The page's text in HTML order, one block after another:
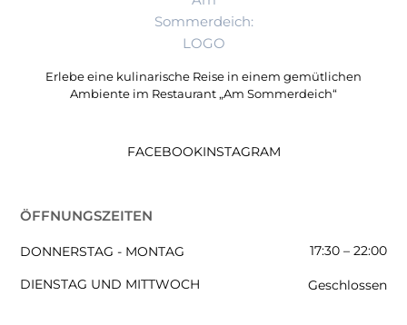
Erlebe eine kulinarische Reise in einem gemütlichen
Ambiente im Restaurant „Am Sommerdeich“
FACEBOOKINSTAGRAM
ÖFFNUNGSZEITEN
DONNERSTAG - MONTAG
DIENSTAG UND MITTWOCH
17:30 – 22:00
Geschlossen